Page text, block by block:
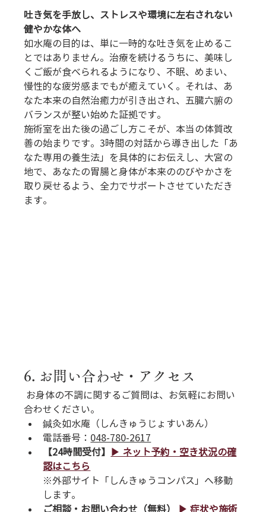
吐き気を手放し、ストレスや環境に左右されない
健やかな体へ
如水庵の目的は、単に一時的な吐き気を止めるこ
とではありません。治療を続けるうちに、美味し
くご飯が食べられるようになり、不眠、めまい、
慢性的な疲労感までもが癒えていく。それは、あ
なた本来の自然治癒力が引き出され、五臓六腑の
バランスが整い始めた証拠です。
施術室を出た後の過ごし方こそが、本当の体質改
善の始まりです。3時間の対話から導き出した「あ
なた専用の養生法」を具体的にお伝えし、大宮の
地で、あなたの胃腸と身体が本来ののびやかさを
取り戻せるよう、全力でサポートさせていただき
ます。
6. お問い合わせ・アクセス
お身体の不調に関するご質問は、お気軽にお問い
合わせください。
鍼灸如水庵（しんきゅうじょすいあん）
電話番号 ： 048-780-2617
【24時間受付】
▶︎ ネット予約・空き状況の確
認はこちら
※外部サイト「しんきゅうコンパス」へ移動
します。
ご相談・お問い合わせ（無料）
▶︎ 症状や施術